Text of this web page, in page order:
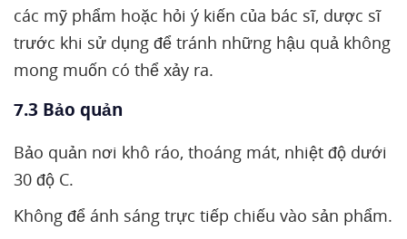
các mỹ phẩm hoặc hỏi ý kiến của bác sĩ, dược sĩ
trước khi sử dụng để tránh những hậu quả không
mong muốn có thể xảy ra.
7.3 Bảo quản
Bảo quản nơi khô ráo, thoáng mát, nhiệt độ dưới
30 độ C.
Không để ánh sáng trực tiếp chiếu vào sản phẩm.